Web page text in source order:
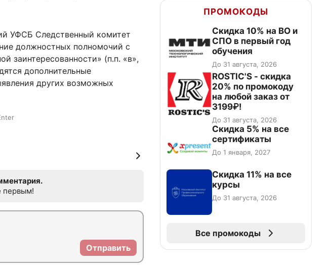
УФСБ Следственный комитет
должностных полномочий с
заинтересованности» (п.п. «в»,
дополнительные
других возможных
первым!
Отправить
ПРОМОКОДЫ
Скидка 10% на ВО и
СПО в первый год
обучения
До 31 августа, 2026
ROSTIC'S - скидка
20% по промокоду
на любой заказ от
3199₽!
До 31 августа, 2026
Скидка 5% на все
сертификаты
До 1 января, 2027
Скидка 11% на все
курсы
До 31 августа, 2026
Все промокоды